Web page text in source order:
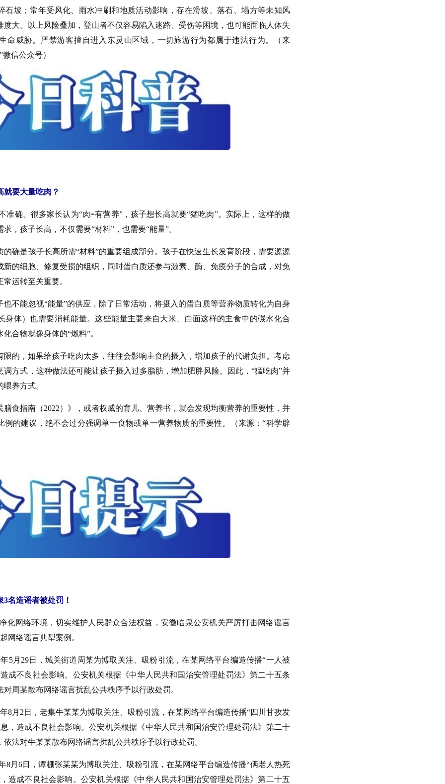
石坡；常年受风化、雨水冲刷和地质活动影响，存在滑坡、落石、塌方等未知风
度大。以上风险叠加，登山者不仅容易陷入迷路、受伤等困境，也可能面临人体失
命威胁。严禁游客擅自进入东灵山区域，一切旅游行为都属于违法行为。（来
信公众号）
就要大量吃肉？
准确。很多家长认为“肉=有营养”，孩子想长高就要“猛吃肉”。实际上，这样的做
，孩子长高，不仅需要“材料”，也需要“能量”。
是孩子长高所需“材料”的重要组成部分。孩子在快速生长发育阶段，需要源源
新的细胞、修复受损的组织，同时蛋白质还参与激素、酶、免疫分子的合成，对免
运转至关重要。
能忽视“能量”的供应，除了日常活动，将摄入的蛋白质等营养物质转化为自身
身体）也需要消耗能量。这些能量主要来自大米、白面这样的主食中的碳水化合
合物就像身体的“燃料”。
，如果给孩子吃肉太多，往往会影响主食的摄入，增加孩子的代谢负担。考虑
调方式，这种做法还可能让孩子摄入过多脂肪，增加肥胖风险。因此，“猛吃肉”并
养方式。
指南（2022）》，或者权威的育儿、营养书，就会发现均衡营养的重要性，并
例的建议，绝不会过分强调单一食物或单一营养物质的重要性。（来源：“科学辟
造谣者被处罚！
化网络环境，切实维护人民群众合法权益，安徽临泉公安机关严厉打击网络谣言
网络谣言典型案例。
年5月29日，城关街道周某为博取关注、吸粉引流，在某网络平台编造传播“一人被
成不良社会影响。公安机关根据《中华人民共和国治安管理处罚法》第二十五条
周某散布网络谣言扰乱公共秩序予以行政处罚。
年8月2日，老集牛某某为博取关注、吸粉引流，在某网络平台编造传播“四川甘孜发
，造成不良社会影响。公安机关根据《中华人民共和国治安管理处罚法》第二十
法对牛某某散布网络谣言扰乱公共秩序予以行政处罚。
8月6日，谭棚张某某为博取关注、吸粉引流，在某网络平台编造传播“俩老人热死
造成不良社会影响。公安机关根据《中华人民共和国治安管理处罚法》第二十五